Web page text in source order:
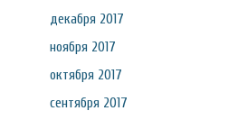
декабря 2017
ноября 2017
октября 2017
сентября 2017